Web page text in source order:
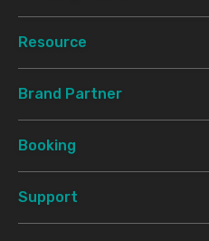
Resource
Brand Partner
Booking
Support